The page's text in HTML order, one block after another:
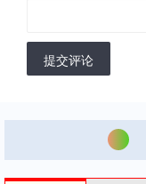
提交评论